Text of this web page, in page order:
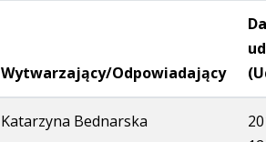
Wytwarzający/Odpowiadający
Katarzyna Bednarska